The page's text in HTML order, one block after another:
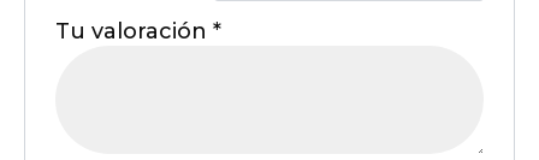
Tu valoración*